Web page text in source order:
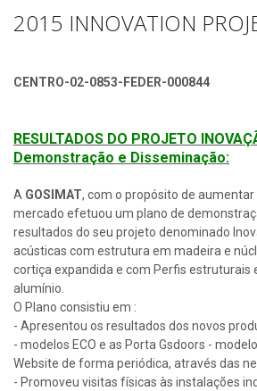
2015 INNOVATION
CENTRO-02-0853-FEDER-000844
RESULTADOS DO PROJETO
Demonstração e Disseminação:
A GOSIMAT, com o propósito de
mercado efetuou um plano de
resultados do seu projeto denominado
acústicas com estrutura em madeira e
cortiça expandida e com Perfis estruturais
alumínio.
O Plano consistiu em :
- Apresentou os resultados dos novos
- modelos ECO e as Porta Gsdoors -
Website de forma periódica, através das
- Promoveu visitas físicas às instalações